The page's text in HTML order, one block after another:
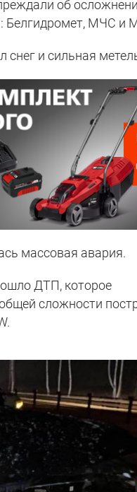
об
Белгидромет, МЧС и
и сильная
массовая авария.
ДТП, которое
сложности